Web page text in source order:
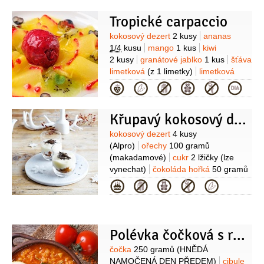
Tropické carpaccio
Suroviny
kokosový dezert 2 kusy
ananas
1/4 kusu mango 1 kus
kiwi
2 kusy
granátové jablko 1 kus
šťáva
limetková (z 1 limetky)
limetková
kůra
(z 1 limetky)
koření chilli
2 lžičky
máta(lístky)
Kategorie
Křupavý kokosový dezert
Suroviny
kokosový dezert 4 kusy
(Alpro)
ořechy 100 gramů
(makadamové)
cukr 2 lžičky (lze
vynechat)
čokoláda hořká 50 gramů
(vysokoprocentní)
Kategorie
Polévka čočková s rajčaty
Suroviny
čočka 250 gramů (HNĚDÁ
NAMOČENÁ DEN PŘEDEM)
cibule